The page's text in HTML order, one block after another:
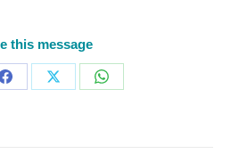
this message
Share
Share
Share